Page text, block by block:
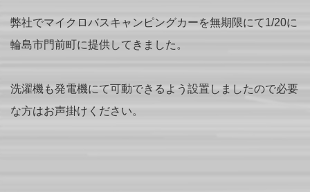
弊社でマイクロバスキャンピングカーを無期限にて1/20に
輪島市門前町に提供してきました。
洗濯機も発電機にて可動できるよう設置しましたので必要
な方はお声掛けください。